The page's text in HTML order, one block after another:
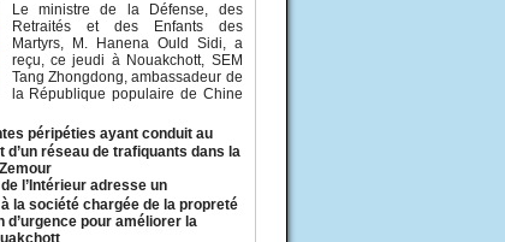
Le ministre de la Défense, des
Retraités et des Enfants des
Martyrs, M. Hanena Ould Sidi, a
reçu, ce jeudi à Nouakchott, SEM
Tang Zhongdong, ambassadeur de
la République populaire de Chine
péripéties ayant conduit au
d’un réseau de trafiquants dans la
l’Intérieur adresse un
la société chargée de la propreté
d’urgence pour améliorer la